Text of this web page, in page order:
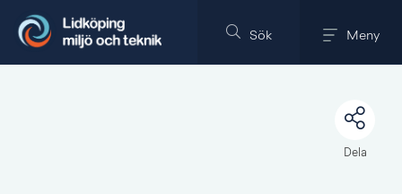
Sök Meny
Dela